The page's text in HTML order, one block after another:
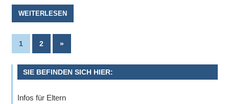
zur
Verfügung.
WEITERLESEN
Seitennummerierung
der
Beiträge
1 2
Nächste
Beiträge
»
SIE BEFINDEN SICH HIER:
Infos für Eltern